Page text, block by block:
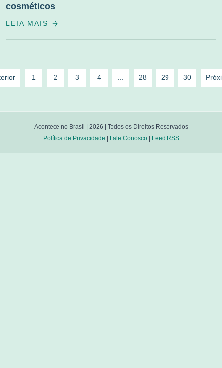
cosméticos
LEIA MAIS
1 2 3 4 28 29 30
Acontece no Brasil | 2026 | Todos os Direitos Reservados
Política de Privacidade
Fale Conosco| Feed RSS